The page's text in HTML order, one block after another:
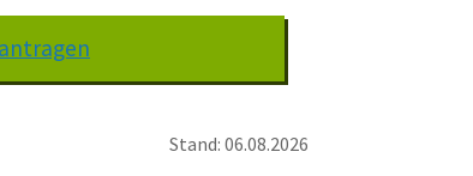
Stand: 06.08.2026